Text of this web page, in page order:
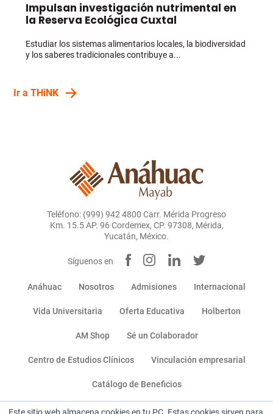
Impulsan investigación nutrimental en
la Reserva Ecológica Cuxtal
Estudiar los sistemas alimentarios locales, la biodiversidad
y los saberes tradicionales contribuye a...
Ir a THiNK
Teléfono: (999) 942 4800 Carr. Mérida Progreso
Km. 15.5 AP. 96 Cordemex, CP. 97308, Mérida,
Yucatán, México.
Síguenos en
Anáhuac Nosotros Admisiones Internacional
Vida Universitaria Oferta Educativa Holberton
AM Shop Sé un Colaborador
Centro de Estudios Clínicos Vinculación empresarial
Catálogo de Beneficios